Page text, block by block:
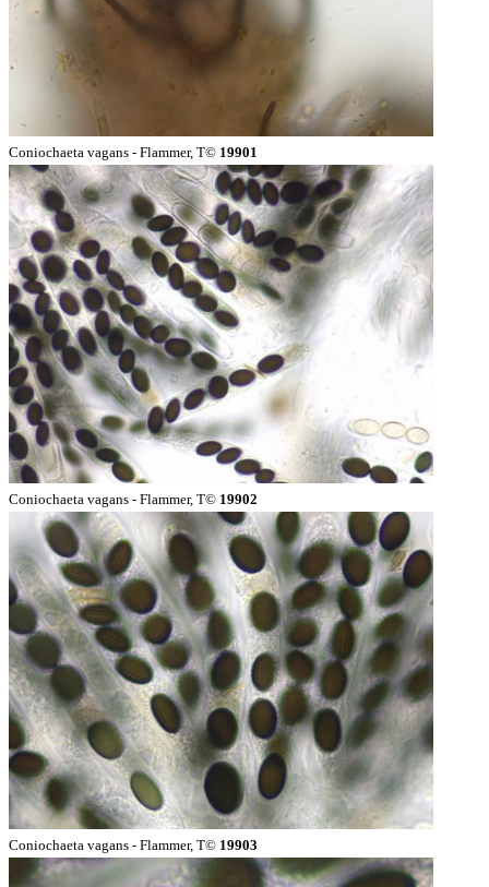
Coniochaeta vagans - Flammer, T© 19901
Coniochaeta vagans - Flammer, T© 19902
Coniochaeta vagans - Flammer, T© 19903